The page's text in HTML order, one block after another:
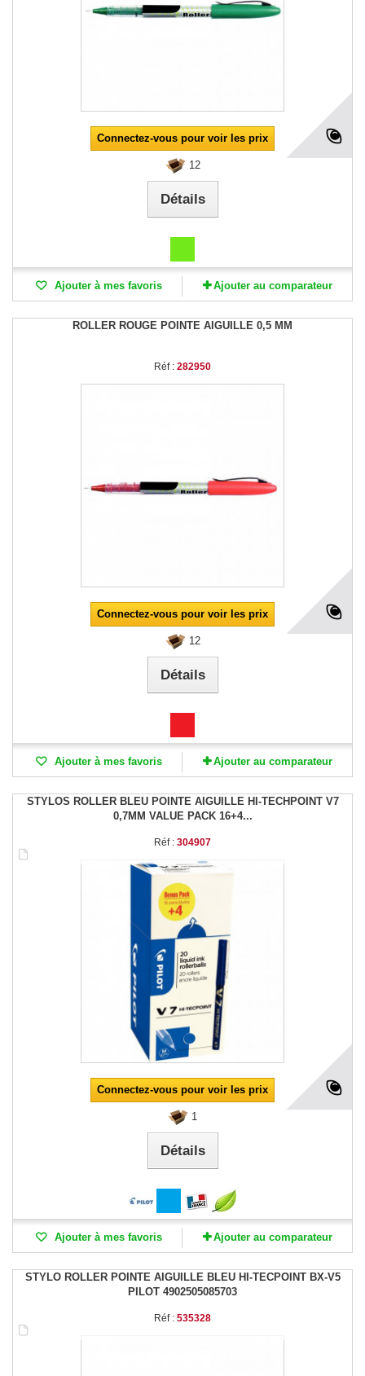
Connectez-vous pour voir les prix
12
Détails
Ajouter à mes favoris Ajouter au comparateur
ROLLER ROUGE POINTE AIGUILLE 0,5 MM
Réf : 282950
Connectez-vous pour voir les prix
12
Détails
Ajouter à mes favoris Ajouter au comparateur
STYLOS ROLLER BLEU POINTE AIGUILLE HI-TECHPOINT V7
0,7MM VALUE PACK 16+4...
Réf : 304907
Connectez-vous pour voir les prix
1
Détails
Ajouter à mes favoris Ajouter au comparateur
STYLO ROLLER POINTE AIGUILLE BLEU HI-TECPOINT BX-V5
PILOT 4902505085703
Réf : 535328